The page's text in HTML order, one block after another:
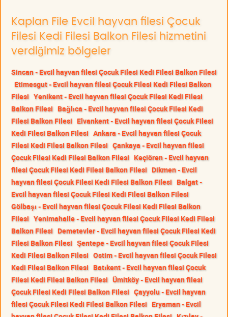
Kaplan File Evcil hayvan filesi Çocuk
Filesi Kedi Filesi Balkon Filesi hizmetini
verdiğimiz bölgeler
Sincan - Evcil hayvan filesi Çocuk Filesi Kedi Filesi Balkon Filesi
Etimesgut - Evcil hayvan filesi Çocuk Filesi Kedi Filesi Balkon
Filesi Yenikent - Evcil hayvan filesi Çocuk Filesi Kedi Filesi
Balkon Filesi Bağlıca - Evcil hayvan filesi Çocuk Filesi Kedi
Filesi Balkon Filesi Elvankent - Evcil hayvan filesi Çocuk Filesi
Kedi Filesi Balkon Filesi Ankara - Evcil hayvan filesi Çocuk
Filesi Kedi Filesi Balkon Filesi Çankaya - Evcil hayvan filesi
Çocuk Filesi Kedi Filesi Balkon Filesi Keçiören - Evcil hayvan
filesi Çocuk Filesi Kedi Filesi Balkon Filesi Dikmen - Evcil
hayvan filesi Çocuk Filesi Kedi Filesi Balkon Filesi Balgat -
Evcil hayvan filesi Çocuk Filesi Kedi Filesi Balkon Filesi
Gölbaşı - Evcil hayvan filesi Çocuk Filesi Kedi Filesi Balkon
Filesi Yenimahalle - Evcil hayvan filesi Çocuk Filesi Kedi Filesi
Balkon Filesi Demetevler - Evcil hayvan filesi Çocuk Filesi Kedi
Filesi Balkon Filesi Şentepe - Evcil hayvan filesi Çocuk Filesi
Kedi Filesi Balkon Filesi Ostim - Evcil hayvan filesi Çocuk Filesi
Kedi Filesi Balkon Filesi Batıkent - Evcil hayvan filesi Çocuk
Filesi Kedi Filesi Balkon Filesi Ümitköy - Evcil hayvan filesi
Çocuk Filesi Kedi Filesi Balkon Filesi Çayyolu - Evcil hayvan
filesi Çocuk Filesi Kedi Filesi Balkon Filesi Eryaman - Evcil